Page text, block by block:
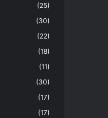
(25)
(30)
(22)
(18)
(11)
(30)
(17)
(17)